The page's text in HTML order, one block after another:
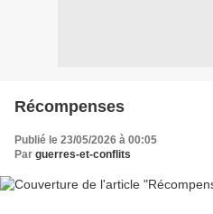
Récompenses
Publié le 23/05/2026 à 00:05
Par guerres-et-conflits